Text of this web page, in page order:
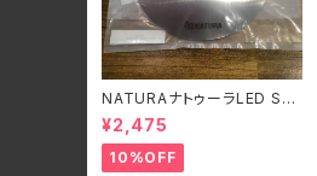
NATURAナトゥーラLED SU
PER FLASH LIGHT専用シェ
ード
¥2,475
10%OFF